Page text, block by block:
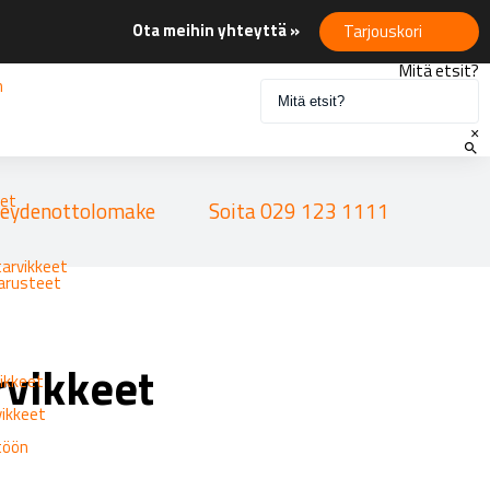
Ota meihin yhteyttä » Tarjouskori
Mitä etsit?
×
Soita 029 123 1111